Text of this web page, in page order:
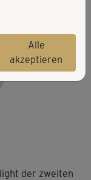
der zweiten
Alle
akzeptieren